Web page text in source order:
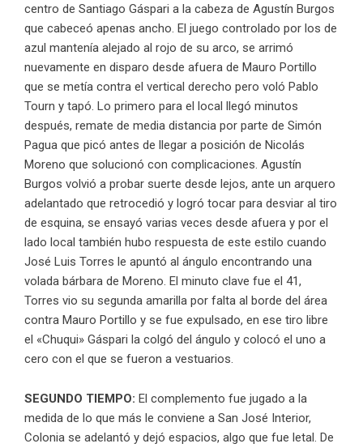
centro de Santiago Gáspari a la cabeza de Agustín Burgos
que cabeceó apenas ancho. El juego controlado por los de
azul mantenía alejado al rojo de su arco, se arrimó
nuevamente en disparo desde afuera de Mauro Portillo
que se metía contra el vertical derecho pero voló Pablo
Tourn y tapó. Lo primero para el local llegó minutos
después, remate de media distancia por parte de Simón
Pagua que picó antes de llegar a posición de Nicolás
Moreno que solucionó con complicaciones. Agustín
Burgos volvió a probar suerte desde lejos, ante un arquero
adelantado que retrocedió y logró tocar para desviar al tiro
de esquina, se ensayó varias veces desde afuera y por el
lado local también hubo respuesta de este estilo cuando
José Luis Torres le apuntó al ángulo encontrando una
volada bárbara de Moreno. El minuto clave fue el 41,
Torres vio su segunda amarilla por falta al borde del área
contra Mauro Portillo y se fue expulsado, en ese tiro libre
el «Chuqui» Gáspari la colgó del ángulo y colocó el uno a
cero con el que se fueron a vestuarios.
SEGUNDO TIEMPO: El complemento fue jugado a la
medida de lo que más le conviene a San José Interior,
Colonia se adelantó y dejó espacios, algo que fue letal. De